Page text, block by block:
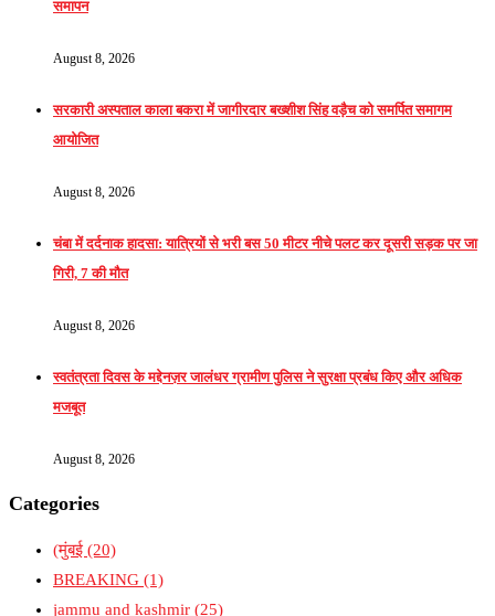
समापन
August 8, 2026
सरकारी अस्पताल काला बकरा में जागीरदार बख्शीश सिंह वड़ैच को समर्पित समागम
आयोजित
August 8, 2026
चंबा में दर्दनाक हादसा: यात्रियों से भरी बस 50 मीटर नीचे पलट कर दूसरी सड़क पर जा
गिरी, 7 की मौत
August 8, 2026
स्वतंत्रता दिवस के मद्देनज़र जालंधर ग्रामीण पुलिस ने सुरक्षा प्रबंध किए और अधिक
मजबूत
August 8, 2026
Categories
(मुंबई (20)
BREAKING (1)
jammu and kashmir (25)